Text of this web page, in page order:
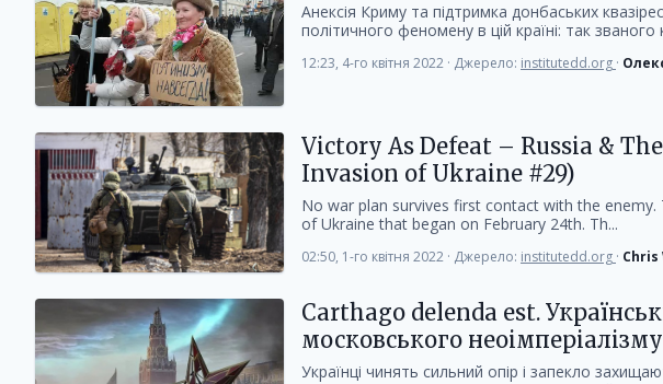
Анексія Криму та підтримка донбаських
політичного феномену в цій країні: так званого
12:23, 4-го квітня 2022 · Джерело: institutedd.org ·
Victory As Defeat – Russia &
Invasion of Ukraine #29)
No war plan survives first contact with the
of Ukraine that began on February 24th. Th...
02:50, 1-го квітня 2022 · Джерело: institutedd.org · Chris
Carthago delenda est.
московського неоімперіалізму
Українці чинять сильний опір і запекло